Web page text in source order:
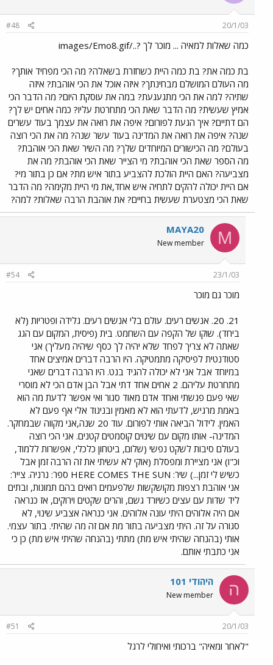
20/1/03
#48
כמה שאלות למאיה ... מוכר לך ?../images/Emo8.gif
בת כמה את? בת כמה היית כשחזרת בשאלה? מה הכי מפחיד אותך?
מה העולם המושלם מבחינתך? איזה אוכל את הכי אוהבת? איזה
שתיה? למה את הכי מתגעגעת? במה את עוסקת היום? מה הדבר הכי
אמיץ שעשית? מה הדבר שאת הכי מתחרטת עליו? כמה אחים יש לך?
הם דתיים? איך הגעת לפורום? איפה את רואה את עצמך בעוד עשרים
שנה? איפה את רואה את המדינה בעוד עשר שנה? מה את הכי רוצה
בעולם? מה הכישורים המיוחדים שלך? מה השיר שאת הכי אוהבת?
מה הספר שאת הכי אוהבת? מי הצייר שאת הכי אוהבת? מה את
מצביעה? האם היית הולכת להצביע בתור איש מת? אם כן בתור מי?
אם היית יכולה להקים לתחיה איש אחד,את מי היית מקימה? מה הדבר
שאת הכי מצטערת שעשית בחיים? את אוהבת הרבה שאלות? למה?
M
MAYA20
New member
23/1/03
#54
מוכר גם מוכר
21. 20. אנשים רעים. עולם בלי אנשים רעים. גלידה ופטריות (לא
ביחד). שוקו של הקפה עם השחמט. בית (פיסית, המקום עם הגג
שאתה לא צריך לפחד שלא יהיה לך כסף שיהיה מעליך) אני
סטודנטית לפיסיקה מתמטיקה. היו הרבה דברים אמיצים אחד
במיוחד אבל אני לא יכולה להגיד בנט. היו הרבה דברים שאני
מתחרטת עליהם. 2 אחים אחד דתי אבל הבן אדם הכי לא מוסרי
שאי פעם פגשתי ואחד אדם מאוד סגור ואי אפשר לדעת מה הוא
באמת מרגיש, לדעתי הוא לא מאמין ובניגוד אלי אף פעם לא
האמין. לידול הביאה אותי לפורום. עוד 20 שנה,אני מקווה שבמחקר.
המדינה- אותו מקום עם שינוים קוסמטים קטנים. אני הכי רוצה
בעולם סיבות לשקט נפשי (שלום, ביטחון כלכלי, אפשרות ללמוד,
וכ"ו) אני מציירת ומפסלת (אוקי לא עשיתי את זה הרבה זמן אבל
כשיש לי זמן...) שיר: HERE COMES THE SUN ספר: נרניה. צייר:
אני אוהבת רצפות מקושקשות שלפעמים רואים בהם תמונות, ובתים
ליד שדות עם עצים כשיורד גשם, והרים שקטים וירוקים, אז כנראה
אם היה אלוהים היתי עונה אלוהים. אני כנראה אצביע שינוי, לא
סגורה על זה. היתי מצביעה בתור מת אם זה מה שהיתי. בתור עצמי.
אותי (בהנחה שהיתי איש מת) מתתי (בהנחה שהיתי איש מת) כן כי
אני כתבתי אותם.
ה היהודי 101
New member
20/1/03
#51
"לאחר ומאיה" ברכותי ואיחולי לרגל